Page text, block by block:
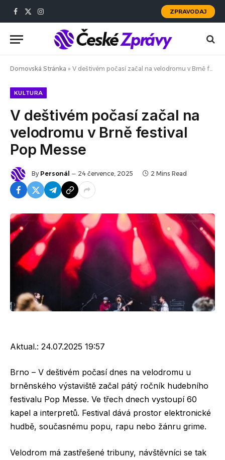
Facebook
X
Instagram
ZPRAVODAJ
Domovská Stránka » V deštivém počasí začal na velodromu v Brně festival Pop Messe
KULTURA
V deštivém počasí začal na
velodromu v Brně festival
Pop Messe
By Personál 24 července, 2025 2 Mins Read
Aktual.: 24.07.2025 19:57
Brno – V deštivém počasí dnes na velodromu u
brněnského výstaviště začal pátý ročník hudebního
festivalu Pop Messe. Ve třech dnech vystoupí 60
kapel a interpretů. Festival dává prostor elektronické
hudbě, současnému popu, rapu nebo žánru grime.
Velodrom má zastřešené tribuny, návštěvníci se tak